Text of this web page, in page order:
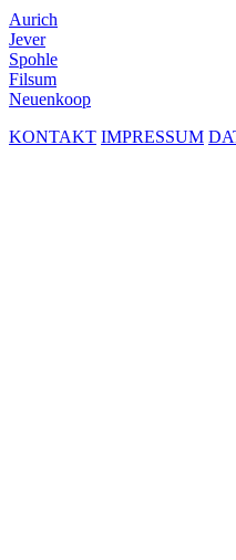
Aurich
Jever
Spohle
Filsum
Neuenkoop
KONTAKT IMPRESSUM